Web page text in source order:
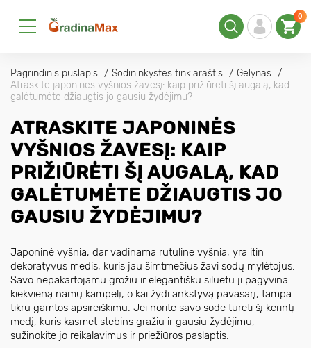
0
Pagrindinis puslapis Sodininkystės tinklaraštis
Gėlynas
Atraskite japoninės vyšnios žavesį: kaip prižiūrėti šį augalą, kad
galėtumėte džiaugtis jo gausiu žydėjimu?
ATRASKITE JAPONINĖS
VYŠNIOS ŽAVESĮ: KAIP
PRIŽIŪRĖTI ŠĮ AUGALĄ, KAD
GALĖTUMĖTE DŽIAUGTIS JO
GAUSIU ŽYDĖJIMU?
Japoninė vyšnia, dar vadinama rutuline vyšnia, yra itin
dekoratyvus medis, kuris jau šimtmečius žavi sodų mylėtojus.
Savo nepakartojamu grožiu ir elegantišku siluetu ji pagyvina
kiekvieną namų kampelį, o kai žydi ankstyvą pavasarį, tampa
tikru gamtos apsireiškimu. Jei norite savo sode turėti šį kerintį
medį, kuris kasmet stebins gražiu ir gausiu žydėjimu,
sužinokite jo reikalavimus ir priežiūros paslaptis.